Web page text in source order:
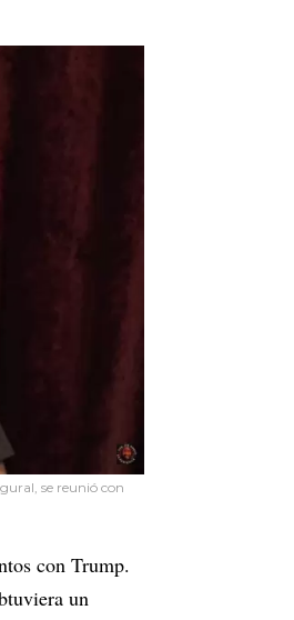
se reunió con
con Trump.
un